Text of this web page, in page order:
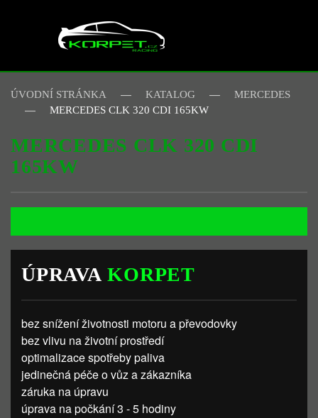
Skip to main content
ÚVODNÍ STRÁNKA KATALOG
MERCEDES
MERCEDES CLK 320 CDI 165KW
MERCEDES CLK 320 CDI
165KW
ÚPRAVAKORPET
bez snížení životnosti motoru a převodovky
bez vlivu na životní prostředí
optimalizace spotřeby paliva
jedinečná péče o vůz a zákazníka
záruka na úpravu
úprava na počkání 3 - 5 hodiny